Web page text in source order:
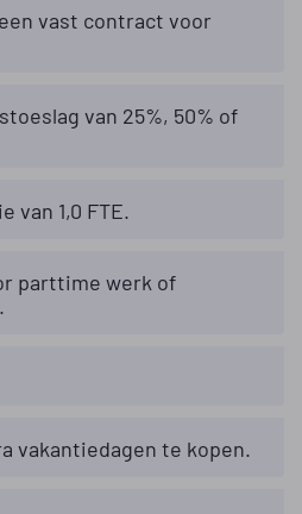
vast contract voor
van 25%, 50% of
van 1,0 FTE.
parttime werk of
vakantiedagen te kopen.